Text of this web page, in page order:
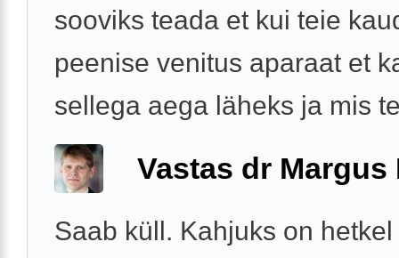
sooviks teada et kui teie
peenise venitus aparaat et
sellega aega läheks ja mis
Vastas dr Margus
Saab küll. Kahjuks on